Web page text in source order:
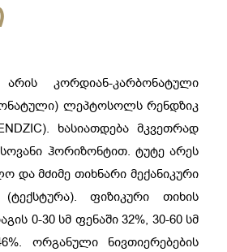
კორდიან-კარბონატული
ლეპტოსოლს რენდზიკ
ხასიათდება მკვეთრად
ჰორიზონტით. ტუტე არეს
და მძიმე თიხნარი მექანიკური
ფიზიკური თიხის
0-30 სმ ფენაში 32%, 30-60 სმ
ორგანული ნივთიერებების